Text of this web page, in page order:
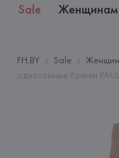
Sale Женщинам
FH.BY Sale
однотонные брюки PAUL